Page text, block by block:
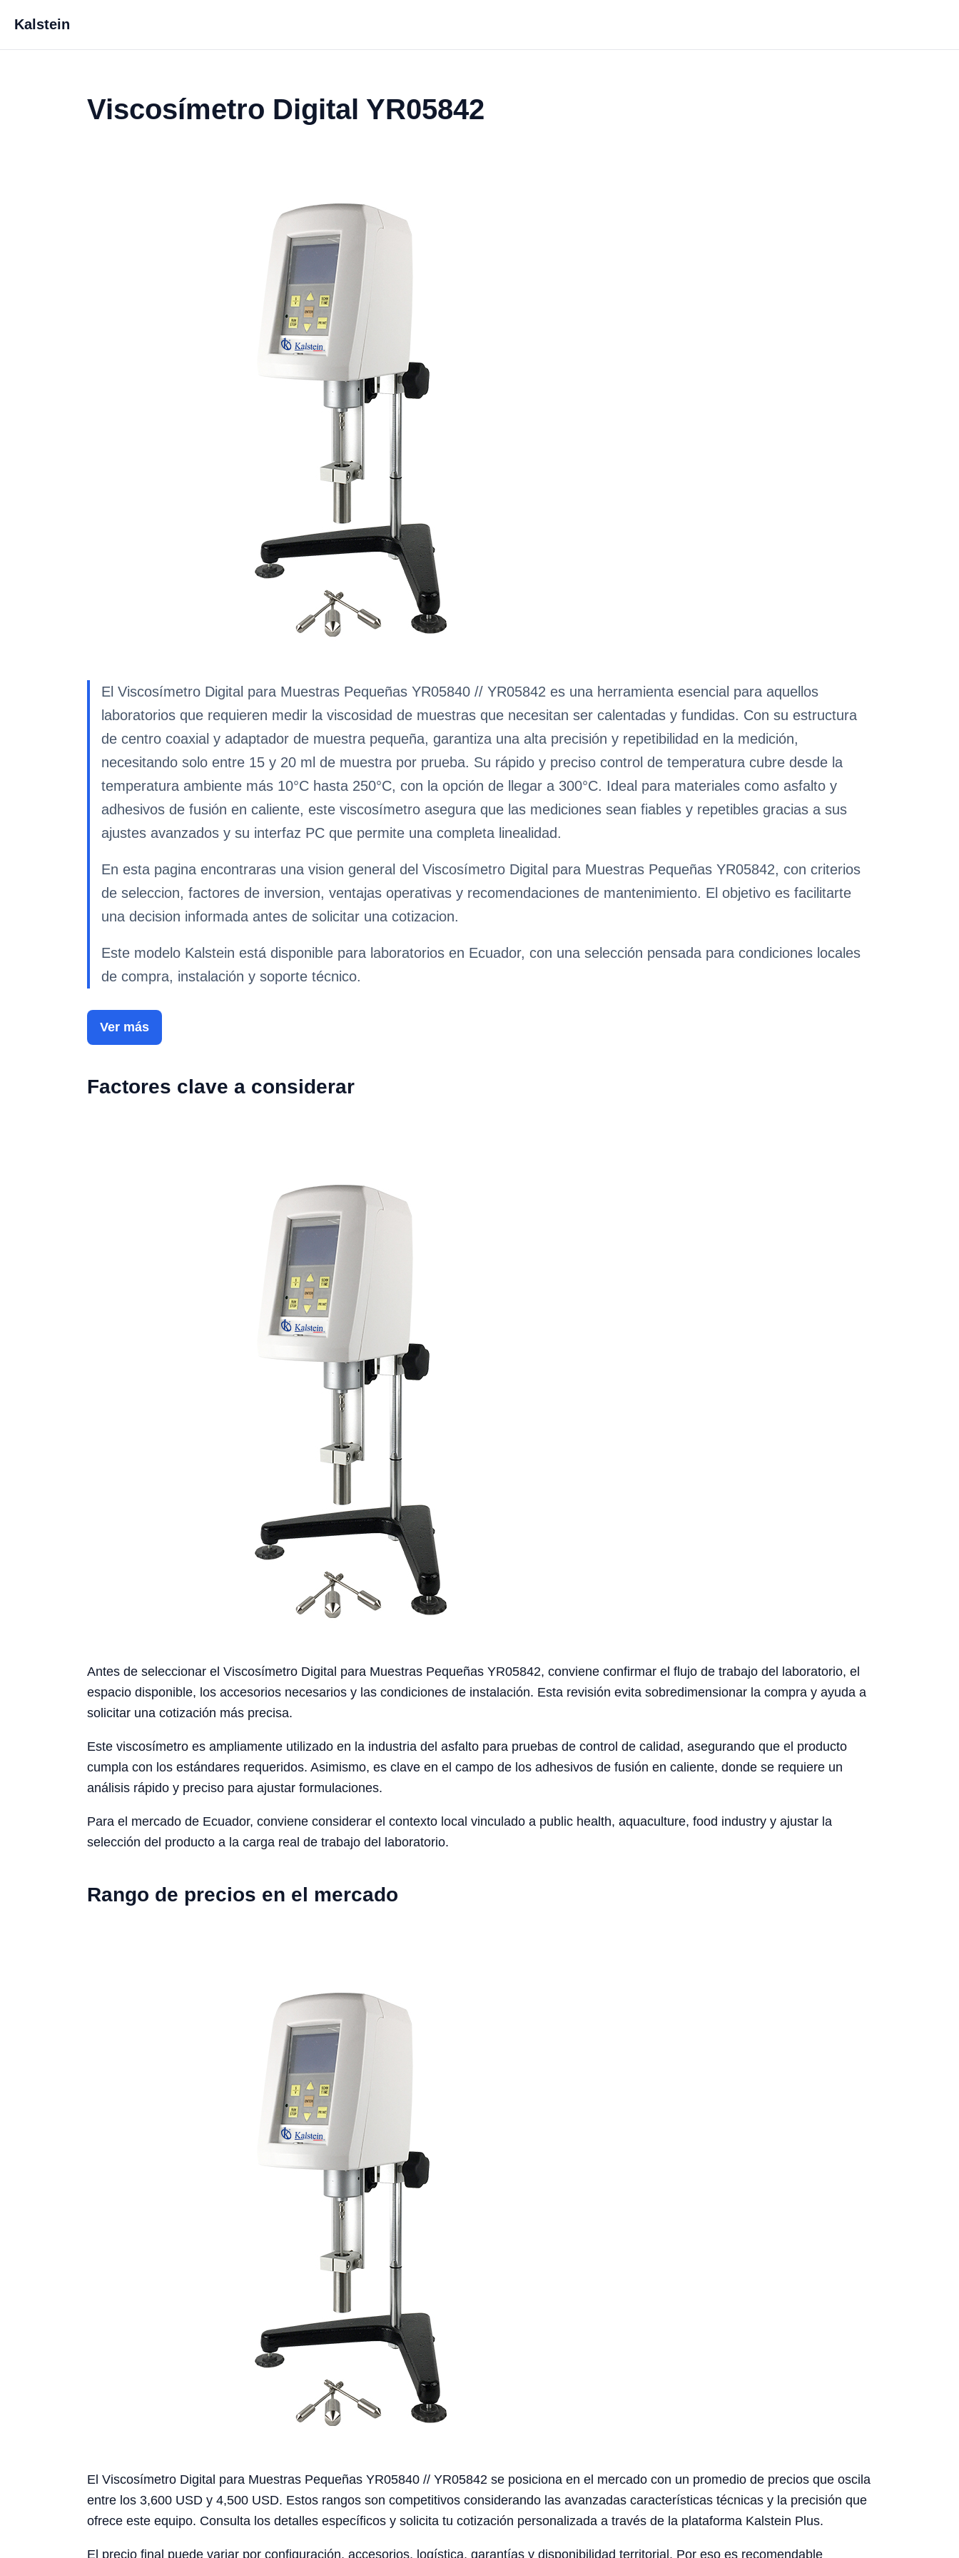
Kalstein
Viscosímetro Digital YR05842
El Viscosímetro Digital para Muestras Pequeñas YR05840 // YR05842 es una herramienta esencial para aquellos
laboratorios que requieren medir la viscosidad de muestras que necesitan ser calentadas y fundidas. Con su estructura
de centro coaxial y adaptador de muestra pequeña, garantiza una alta precisión y repetibilidad en la medición,
necesitando solo entre 15 y 20 ml de muestra por prueba. Su rápido y preciso control de temperatura cubre desde la
temperatura ambiente más 10°C hasta 250°C, con la opción de llegar a 300°C. Ideal para materiales como asfalto y
adhesivos de fusión en caliente, este viscosímetro asegura que las mediciones sean fiables y repetibles gracias a sus
ajustes avanzados y su interfaz PC que permite una completa linealidad.
En esta pagina encontraras una vision general del Viscosímetro Digital para Muestras Pequeñas YR05842, con criterios
de seleccion, factores de inversion, ventajas operativas y recomendaciones de mantenimiento. El objetivo es facilitarte
una decision informada antes de solicitar una cotizacion.
Este modelo Kalstein está disponible para laboratorios en Ecuador, con una selección pensada para condiciones locales
de compra, instalación y soporte técnico.
Ver más
Factores clave a considerar
Antes de seleccionar el Viscosímetro Digital para Muestras Pequeñas YR05842, conviene confirmar el flujo de trabajo del laboratorio, el
espacio disponible, los accesorios necesarios y las condiciones de instalación. Esta revisión evita sobredimensionar la compra y ayuda a
solicitar una cotización más precisa.
Este viscosímetro es ampliamente utilizado en la industria del asfalto para pruebas de control de calidad, asegurando que el producto
cumpla con los estándares requeridos. Asimismo, es clave en el campo de los adhesivos de fusión en caliente, donde se requiere un
análisis rápido y preciso para ajustar formulaciones.
Para el mercado de Ecuador, conviene considerar el contexto local vinculado a public health, aquaculture, food industry y ajustar la
selección del producto a la carga real de trabajo del laboratorio.
Rango de precios en el mercado
El Viscosímetro Digital para Muestras Pequeñas YR05840 // YR05842 se posiciona en el mercado con un promedio de precios que oscila
entre los 3,600 USD y 4,500 USD. Estos rangos son competitivos considerando las avanzadas características técnicas y la precisión que
ofrece este equipo. Consulta los detalles específicos y solicita tu cotización personalizada a través de la plataforma Kalstein Plus.
El precio final puede variar por configuración, accesorios, logística, garantías y disponibilidad territorial. Por eso es recomendable